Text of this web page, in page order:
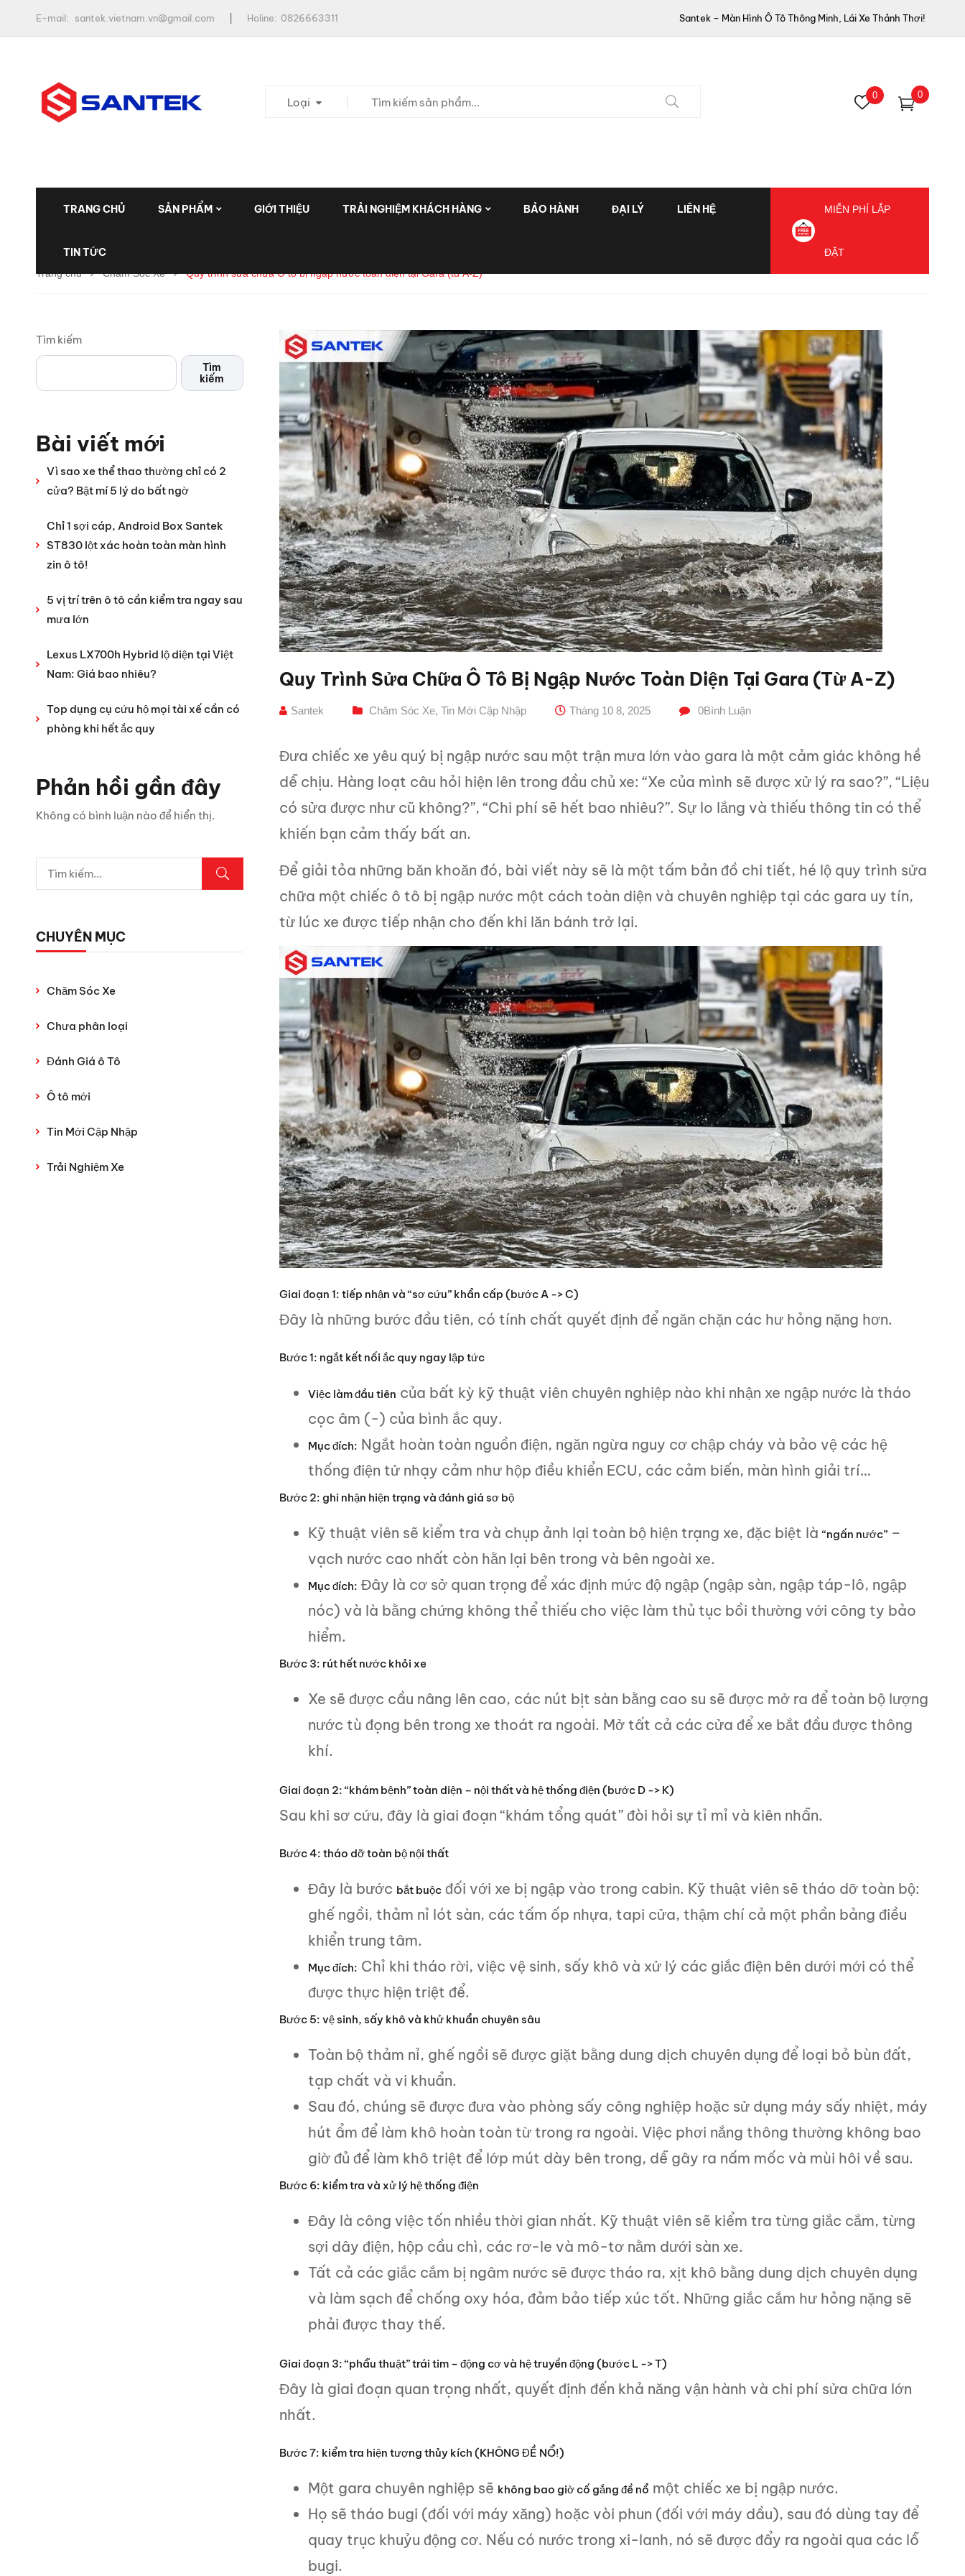
E-mail: santek.vietnam.vn@gmail.com Holine: 0826663311 Santek – Màn Hình Ô Tô Thông Minh, Lái Xe Thảnh Thơi!
Loại
0 0
TRANG CHỦ SẢN PHẨM GIỚI THIỆU TRẢI NGHIỆM KHÁCH HÀNG BẢO HÀNH ĐẠI LÝ LIÊN HỆ
TIN TỨC
MIỄN PHÍ LẮP
ĐẶT
Trang chủ
Chăm Sóc Xe Quy trình sửa chữa Ô tô bị ngập nước toàn diện tại Gara (từ A-Z)
Tìm kiếm
Tìm
kiếm
Bài viết mới
Vì sao xe thể thao thường chỉ có 2
cửa? Bật mí 5 lý do bất ngờ
Chỉ 1 sợi cáp, Android Box Santek
ST830 lột xác hoàn toàn màn hình
zin ô tô!
5 vị trí trên ô tô cần kiểm tra ngay sau
mưa lớn
Lexus LX700h Hybrid lộ diện tại Việt
Nam: Giá bao nhiêu?
Top dụng cụ cứu hộ mọi tài xế cần có
phòng khi hết ắc quy
Phản hồi gần đây
Không có bình luận nào để hiển thị.
CHUYÊN MỤC
Chăm Sóc Xe
Chưa phân loại
Đánh Giá ô Tô
Ô tô mới
Tin Mới Cập Nhập
Trải Nghiệm Xe
Quy Trình Sửa Chữa Ô Tô Bị Ngập Nước Toàn Diện Tại Gara (từ A-Z)
Santek Chăm Sóc Xe, Tin Mới Cập Nhập Tháng 10 8, 2025 0Bình Luận
Đưa chiếc xe yêu quý bị ngập nước sau một trận mưa lớn vào gara là một cảm giác không hề
dễ chịu. Hàng loạt câu hỏi hiện lên trong đầu chủ xe: “Xe của mình sẽ được xử lý ra sao?”, “Liệu
có sửa được như cũ không?”, “Chi phí sẽ hết bao nhiêu?”. Sự lo lắng và thiếu thông tin có thể
khiến bạn cảm thấy bất an.
Để giải tỏa những băn khoăn đó, bài viết này sẽ là một tấm bản đồ chi tiết, hé lộ quy trình sửa
chữa một chiếc ô tô bị ngập nước một cách toàn diện và chuyên nghiệp tại các gara uy tín,
từ lúc xe được tiếp nhận cho đến khi lăn bánh trở lại.
Giai đoạn 1: tiếp nhận và “sơ cứu” khẩn cấp (bước A -> C)
Đây là những bước đầu tiên, có tính chất quyết định để ngăn chặn các hư hỏng nặng hơn.
Bước 1: ngắt kết nối ắc quy ngay lập tức
Việc làm đầu tiên của bất kỳ kỹ thuật viên chuyên nghiệp nào khi nhận xe ngập nước là tháo
cọc âm (-) của bình ắc quy.
Mục đích: Ngắt hoàn toàn nguồn điện, ngăn ngừa nguy cơ chập cháy và bảo vệ các hệ
thống điện tử nhạy cảm như hộp điều khiển ECU, các cảm biến, màn hình giải trí…
Bước 2: ghi nhận hiện trạng và đánh giá sơ bộ
Kỹ thuật viên sẽ kiểm tra và chụp ảnh lại toàn bộ hiện trạng xe, đặc biệt là“ngấn nước”–
vạch nước cao nhất còn hằn lại bên trong và bên ngoài xe.
Mục đích: Đây là cơ sở quan trọng để xác định mức độ ngập (ngập sàn, ngập táp-lô, ngập
nóc) và là bằng chứng không thể thiếu cho việc làm thủ tục bồi thường với công ty bảo
hiểm.
Bước 3: rút hết nước khỏi xe
Xe sẽ được cầu nâng lên cao, các nút bịt sàn bằng cao su sẽ được mở ra để toàn bộ lượng
nước tù đọng bên trong xe thoát ra ngoài. Mở tất cả các cửa để xe bắt đầu được thông
khí.
Giai đoạn 2: “khám bệnh” toàn diện – nội thất và hệ thống điện (bước D -> K)
Sau khi sơ cứu, đây là giai đoạn “khám tổng quát” đòi hỏi sự tỉ mỉ và kiên nhẫn.
Bước 4: tháo dỡ toàn bộ nội thất
Đây là bước bắt buộcđối với xe bị ngập vào trong cabin. Kỹ thuật viên sẽ tháo dỡ toàn bộ:
ghế ngồi, thảm nỉ lót sàn, các tấm ốp nhựa, tapi cửa, thậm chí cả một phần bảng điều
khiển trung tâm.
Mục đích: Chỉ khi tháo rời, việc vệ sinh, sấy khô và xử lý các giắc điện bên dưới mới có thể
được thực hiện triệt để.
Bước 5: vệ sinh, sấy khô và khử khuẩn chuyên sâu
Toàn bộ thảm nỉ, ghế ngồi sẽ được giặt bằng dung dịch chuyên dụng để loại bỏ bùn đất,
tạp chất và vi khuẩn.
Sau đó, chúng sẽ được đưa vào phòng sấy công nghiệp hoặc sử dụng máy sấy nhiệt, máy
hút ẩm để làm khô hoàn toàn từ trong ra ngoài. Việc phơi nắng thông thường không bao
giờ đủ để làm khô triệt để lớp mút dày bên trong, dễ gây ra nấm mốc và mùi hôi về sau.
Bước 6: kiểm tra và xử lý hệ thống điện
Đây là công việc tốn nhiều thời gian nhất. Kỹ thuật viên sẽ kiểm tra từng giắc cắm, từng
sợi dây điện, hộp cầu chì, các rơ-le và mô-tơ nằm dưới sàn xe.
Tất cả các giắc cắm bị ngâm nước sẽ được tháo ra, xịt khô bằng dung dịch chuyên dụng
và làm sạch để chống oxy hóa, đảm bảo tiếp xúc tốt. Những giắc cắm hư hỏng nặng sẽ
phải được thay thế.
Giai đoạn 3: “phẫu thuật” trái tim – động cơ và hệ truyền động (bước L -> T)
Đây là giai đoạn quan trọng nhất, quyết định đến khả năng vận hành và chi phí sửa chữa lớn
nhất.
Bước 7: kiểm tra hiện tượng thủy kích (KHÔNG ĐỀ NỔ!)
Một gara chuyên nghiệp sẽ không bao giờ cố gắng đề nổ một chiếc xe bị ngập nước.
Họ sẽ tháo bugi (đối với máy xăng) hoặc vòi phun (đối với máy dầu), sau đó dùng tay để
quay trục khuỷu động cơ. Nếu có nước trong xi-lanh, nó sẽ được đẩy ra ngoài qua các lỗ
bugi.